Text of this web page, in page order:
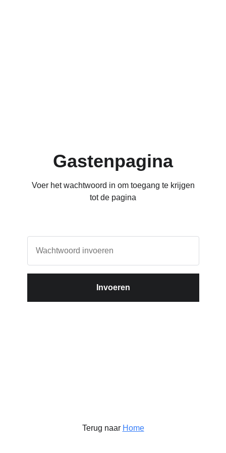
Gastenpagina
Voer het wachtwoord in om toegang te krijgen
tot de pagina
Invoeren
Terug naar Home